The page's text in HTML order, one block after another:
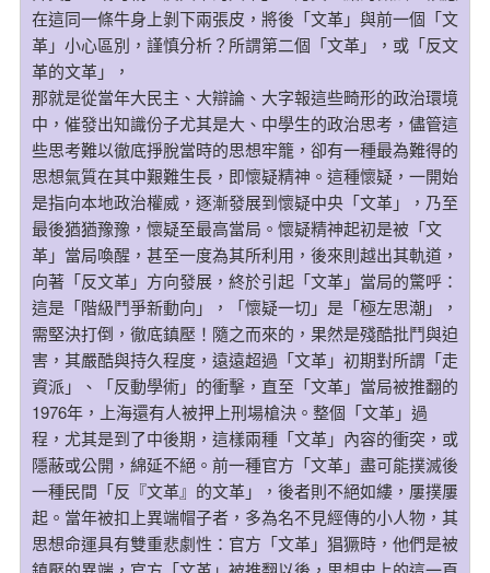
在這同一條牛身上剝下兩張皮，將後「文革」與前一個「文
革」小心區別，謹慎分析？所謂第二個「文革」，或「反文
革的文革」，
那就是從當年大民主、大辯論、大字報這些畸形的政治環境
中，催發出知識份子尤其是大、中學生的政治思考，儘管這
些思考難以徹底掙脫當時的思想牢籠，卻有一種最為難得的
思想氣質在其中艱難生長，即懷疑精神。這種懷疑，一開始
是指向本地政治權威，逐漸發展到懷疑中央「文革」，乃至
最後猶猶豫豫，懷疑至最高當局。懷疑精神起初是被「文
革」當局喚醒，甚至一度為其所利用，後來則越出其軌道，
向著「反文革」方向發展，終於引起「文革」當局的驚呼：
這是「階級鬥爭新動向」，「懷疑一切」是「極左思潮」，
需堅決打倒，徹底鎮壓！隨之而來的，果然是殘酷批鬥與迫
害，其嚴酷與持久程度，遠遠超過「文革」初期對所謂「走
資派」、「反動學術」的衝擊，直至「文革」當局被推翻的
1976年，上海還有人被押上刑場槍決。整個「文革」過
程，尤其是到了中後期，這樣兩種「文革」內容的衝突，或
隱蔽或公開，綿延不絕。前一種官方「文革」盡可能撲滅後
一種民間「反『文革』的文革」，後者則不絕如縷，屢撲屢
起。當年被扣上異端帽子者，多為名不見經傳的小人物，其
思想命運具有雙重悲劇性：官方「文革」猖獗時，他們是被